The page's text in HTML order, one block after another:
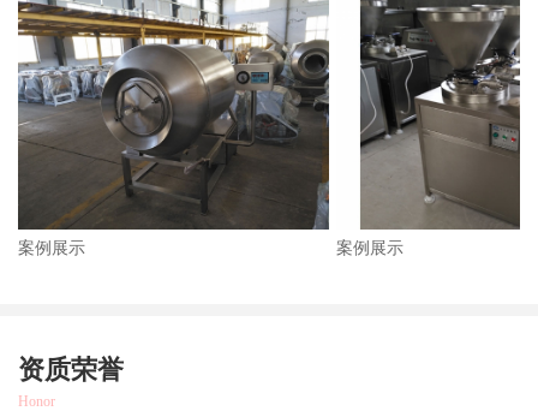
案例展示 案例展示
资质荣誉
Honor